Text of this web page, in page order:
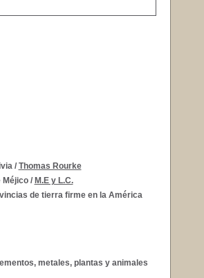
/ Thomas Rourke
Méjico/ M.E y L.C.
de tierra firme en la América
metales, plantas y animales